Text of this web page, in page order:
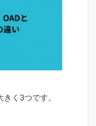
く3つです。